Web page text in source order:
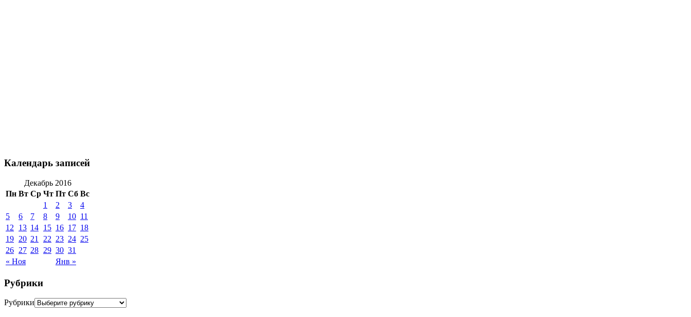
Календарь записей
Декабрь 2016
Пн Вт Ср Чт Пт Сб Вс
« Ноя Янв »
1 2 3
4
5
6 7 8 9 10 11
12
13 14 15 16 17 18
19 20 21 22 23 24 25
26 27 28 29 30 31
Рубрики
Рубрики